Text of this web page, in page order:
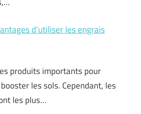
d’utiliser les engrais
produits importants pour
les sols. Cependant, les
les plus…